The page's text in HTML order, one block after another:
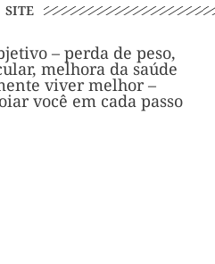
SITE
– perda de peso,
melhora da saúde
viver melhor –
você em cada passo